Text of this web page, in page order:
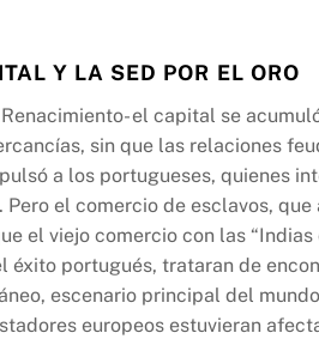
Y LA SED POR EL ORO
el capital se
sin que las relaciones
a los portugueses, quienes
el comercio de esclavos, que
el viejo comercio con las “Indias
portugués, trataran de
escenario principal del
europeos estuvieran